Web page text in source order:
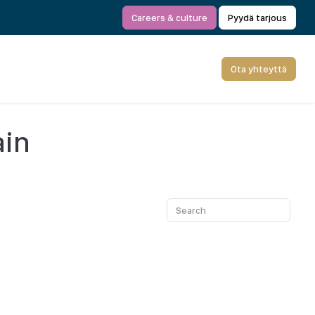
Careers & culture Pyydä tarjous
Ota yhteyttä